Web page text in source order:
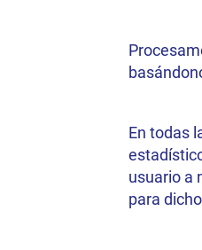
En todas
usuario a
para